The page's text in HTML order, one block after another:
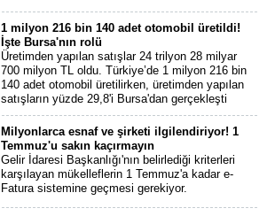
1 milyon 216 bin 140 adet otomobil üretildi!
İşte Bursa'nın rolü
Üretimden yapılan satışlar 24 trilyon 28 milyar
700 milyon TL oldu. Türkiye’de 1 milyon 216 bin
140 adet otomobil üretilirken, üretimden yapılan
satışların yüzde 29,8'i Bursa'dan gerçekleşti
Milyonlarca esnaf ve şirketi ilgilendiriyor! 1
Temmuz'u sakın kaçırmayın
Gelir İdaresi Başkanlığı'nın belirlediği kriterleri
karşılayan mükelleflerin 1 Temmuz'a kadar e-
Fatura sistemine geçmesi gerekiyor.